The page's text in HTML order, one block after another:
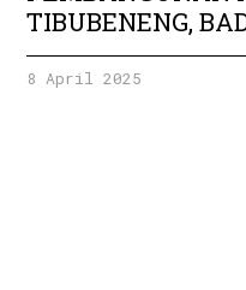
TIBUBENENG,
8 April 2025